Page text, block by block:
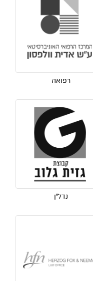
רפואה
נדל"ן